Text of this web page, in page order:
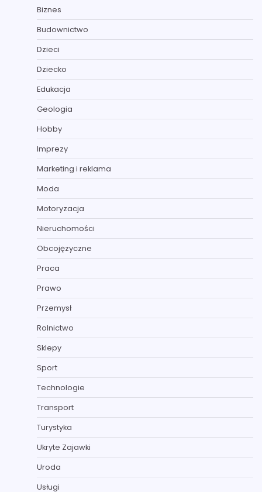
Biznes
Budownictwo
Dzieci
Dziecko
Edukacja
Geologia
Hobby
Imprezy
Marketing i reklama
Moda
Motoryzacja
Nieruchomości
Obcojęzyczne
Praca
Prawo
Przemysł
Rolnictwo
Sklepy
Sport
Technologie
Transport
Turystyka
Ukryte Zajawki
Uroda
Usługi